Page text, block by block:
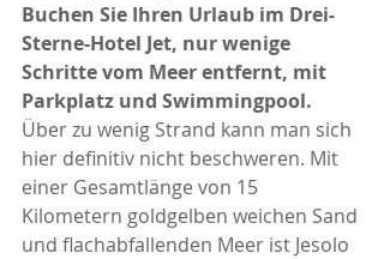
Buchen Sie Ihren Urlaub im Drei-
Sterne-Hotel Jet, nur wenige
Schritte vom Meer entfernt, mit
Parkplatz und Swimmingpool.
Über zu wenig Strand kann man sich
hier definitiv nicht beschweren. Mit
einer Gesamtlänge von 15
Kilometern goldgelben weichen Sand
und flachabfallenden Meer ist Jesolo